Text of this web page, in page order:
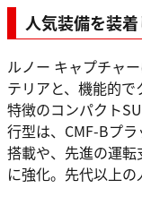
人気装備を装
ルノー キャプチャ
テリアと、機能的
特徴のコンパクト
行型は、CMF-Bプ
搭載や、先進の運
に強化。先代以上の